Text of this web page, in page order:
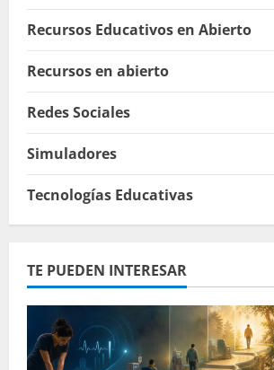
Recursos Educativos en Abierto
Recursos en abierto
Redes Sociales
Simuladores
Tecnologías Educativas
TE PUEDEN INTERESAR